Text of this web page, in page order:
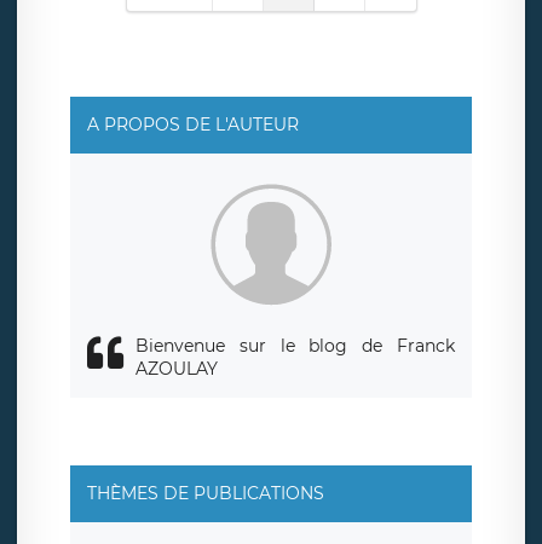
A PROPOS DE L'AUTEUR
Bienvenue sur le blog de Franck
AZOULAY
THÈMES DE PUBLICATIONS